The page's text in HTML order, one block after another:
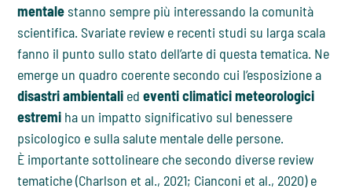
mentale stanno sempre più interessando la comunità
scientifica. Svariate review e recenti studi su larga scala
fanno il punto sullo stato dell’arte di questa tematica. Ne
emerge un quadro coerente secondo cui l’esposizione a
disastri ambientali edeventi climatici meteorologici
estremi ha un impatto significativo sul benessere
psicologico e sulla salute mentale delle persone.
È importante sottolineare che secondo diverse review
tematiche (Charlson et al., 2021; Cianconi et al., 2020) e